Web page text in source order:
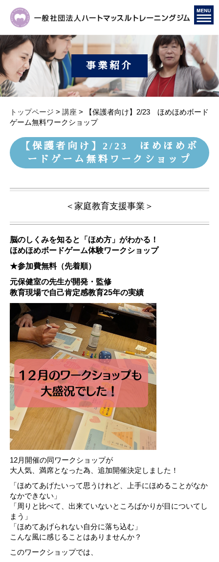
事業紹介
トップページ > 講座 >
【保護者向け】2/23 ほめほめボード
ゲーム無料ワークショップ
【保護者向け】2/23 ほめほめボ
ードゲーム無料ワークショップ
＜家庭教育支援事業＞
脳のしくみを知ると「ほめ方」がわかる！
ほめほめボードゲーム体験ワークショップ
★参加費無料（先着順）
元保健室の先生が開発・監修
教育現場で自己肯定感教育25年の実績
12月開催の同ワークショップが
大人気、満席となった為、追加開催決定しました！
「ほめてあげたいって思うけれど、上手にほめることがなか
なかできない」
「周りと比べて、出来ていないところばかりが目についてし
まう」
「ほめてあげられない自分に落ち込む」
こんな風に感じることはありませんか？
このワークショップでは、